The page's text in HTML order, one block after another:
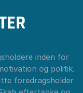
inden for
og politik.
foredragsholder